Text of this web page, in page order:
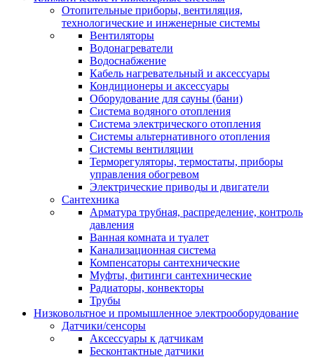
Отопительные приборы, вентиляция,
технологические и инженерные системы
Вентиляторы
Водонагреватели
Водоснабжение
Кабель нагревательный и аксессуары
Кондиционеры и аксессуары
Оборудование для сауны (бани)
Система водяного отопления
Система электрического отопления
Системы альтернативного отопления
Системы вентиляции
Терморегуляторы, термостаты, приборы
управления обогревом
Электрические приводы и двигатели
Сантехника
Арматура трубная, распределение, контроль
давления
Ванная комната и туалет
Канализационная система
Компенсаторы сантехнические
Муфты, фитинги сантехнические
Радиаторы, конвекторы
Трубы
Низковольтное и промышленное электрооборудование
Датчики/сенсоры
Аксессуары к датчикам
Бесконтактные датчики